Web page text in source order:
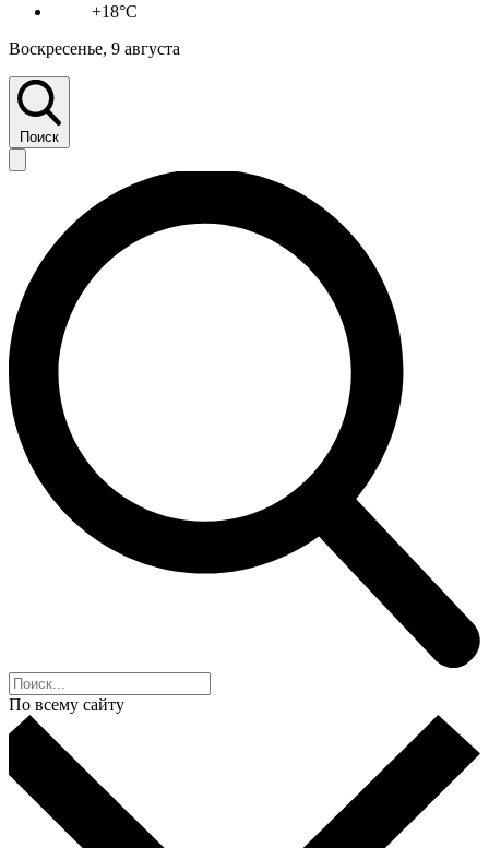
+18°C
Воскресенье, 9 августа
Поиск
По всему сайту